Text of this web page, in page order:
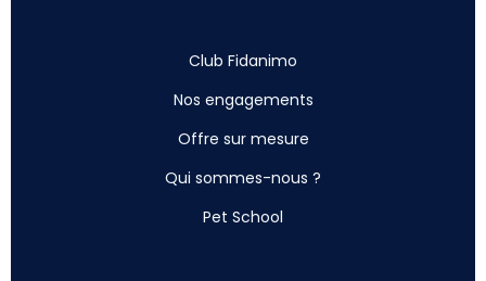
Club Fidanimo
Nos engagements
Offre sur mesure
Qui sommes-nous ?
Pet School